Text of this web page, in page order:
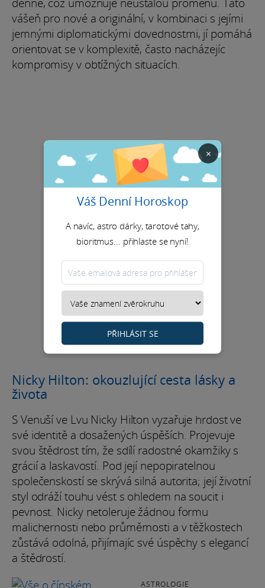
denně, což umožňuje neustálou proměnu. Tato
vášeň pro nové a originální, v kombinaci s jejími
jemnými diplomatickými dovednostmi, jí pomáhá
orientovat se v komplexitě, často nacházejíc
kompromisy v obtížných situacích.
Nicky Hilton: okouzlující cesta lásky a
života
S Venuší ve Lvu Nicky Hilton vyzařuje hrdost ve
své identitě a dosažených úspěších. Projevuje
svou štědrost tím, že sdílí radostné okamžiky s
grácií a laskavostí. Pod její nepopiratelnou
společenskostí se skrývá silná autorita; její životní
styl odráží touhu vést s ohledem na soucit i
pevnost. Nicky netoleruje žádnou formu
malichernosti nebo průměrnosti a v těžkostech
zůstává odolná, přijímajíc své úspěchy s elegancí
a štědrostí.
ASTROLOGIE
×
Váš Denní Horoskop
A navíc, astro dárky, tarotové tahy,
bioritmus... přihlaste se nyní!
PŘIHLÁSIT SE